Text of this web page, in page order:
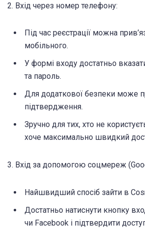
2. Вхід через номер телефону:
Під час реєстрації можна
мобільного.
У формі входу достатньо
та пароль.
Для додаткової безпеки може
підтвердження.
Зручно для тих, хто не
хоче максимально швидкий
3. Вхід за допомогою соцмереж
Найшвидший спосіб зайти в
Достатньо натиснути кнопку
чи Facebook і підтвердити